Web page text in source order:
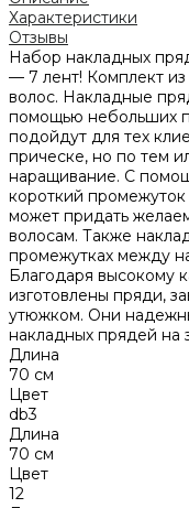
Характеристики
Отзывы
Набор накладных
— 7 лент! Комплект из
волос. Накладные
помощью небольших
подойдут для тех
прическе, но по тем
наращивание. С
короткий
может придать
волосам. Также
промежутках между
Благодаря высокому
изготовлены пряди,
утюжком. Они
накладных прядей на
Длина
70 см
Цвет
db3
Длина
70 см
Цвет
12